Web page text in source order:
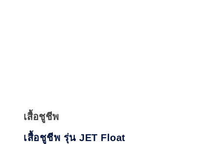
เสื้อชูชีพ
เสื้อชูชีพ รุ่น JET Float